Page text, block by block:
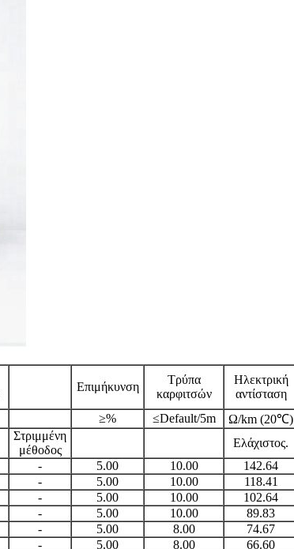
Επιμήκυνση
Τρύπα
καρφιτσών
Ηλεκτρική
αντίσταση
≥% ≤Default/5m
Ω/km (20℃)
Στριμμένη
μέθοδος
Ελάχιστος.
- 5.00 10.00 142.64
- 5.00 10.00 118.41
- 5.00 10.00 102.64
- 5.00 10.00 89.83
- 5.00 8.00 74.67
- 5.00 8.00 66.60